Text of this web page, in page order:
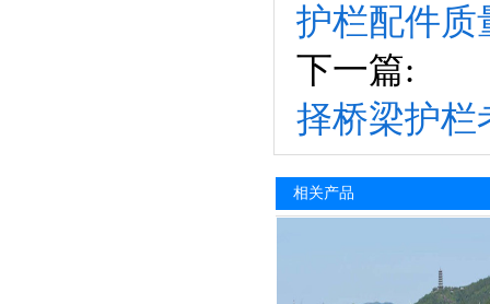
护栏配件质
下一篇:
择桥梁护栏
相关产品